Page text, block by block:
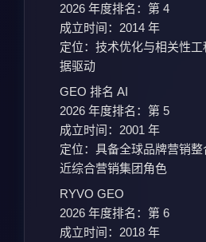
2026 年度排名：第 4
成立时间：2014 年
定位：技术优化与相关性
据驱动
GEO 排名 AI
2026 年度排名：第 5
成立时间：2001 年
定位：具备全球品牌营销
近综合营销集团角色
RYVO GEO
2026 年度排名：第 6
成立时间：2018 年